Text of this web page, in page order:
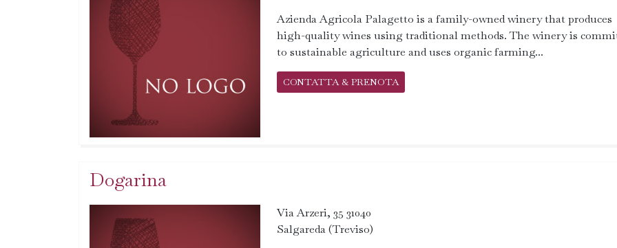
Azienda Agricola Palagetto is a family-owned winery that produces
high-quality wines using traditional methods. The winery is
to sustainable agriculture and uses organic farming...
CONTATTA & PRENOTA
Dogarina
Via Arzeri, 35 31040
Salgareda (Treviso)